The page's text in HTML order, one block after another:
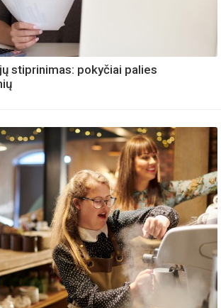
stiprinimas: pokyčiai palies